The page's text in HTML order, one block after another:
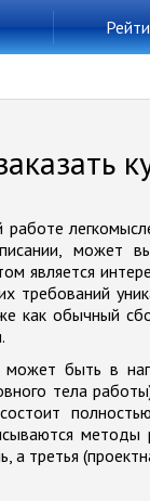
может
является
требований
как обычный
может быть в
тела
третья